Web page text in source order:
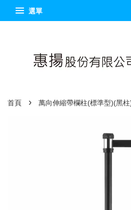
選單
首頁 › 萬向伸縮帶欄柱(標準型)(黑